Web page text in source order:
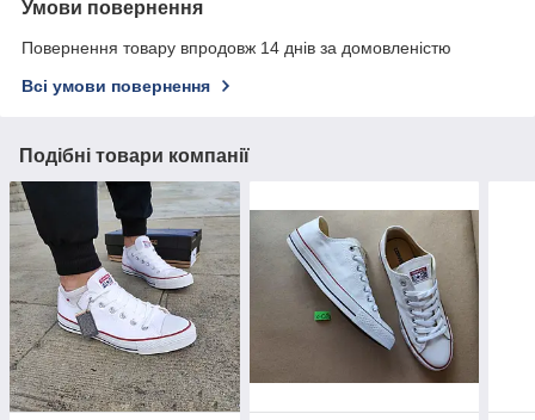
Умови повернення
Повернення товару впродовж 14 днів за домовленістю
Всі умови повернення
Подібні товари компанії